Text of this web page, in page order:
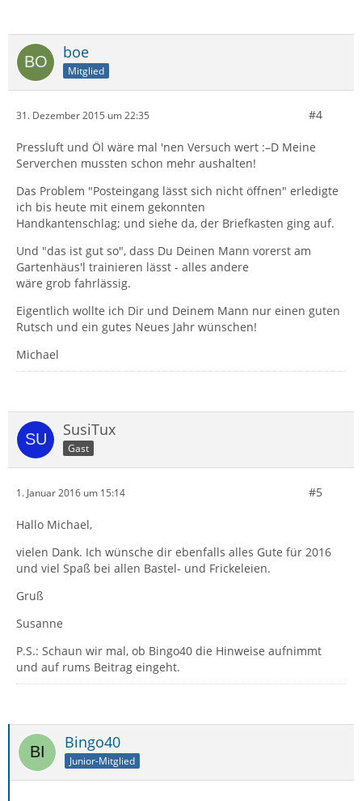
boe
Mitglied
31. Dezember 2015 um 22:35 #4
Pressluft und Öl wäre mal 'nen Versuch wert :–D Meine
Serverchen mussten schon mehr aushalten!
Das Problem "Posteingang lässt sich nicht öffnen" erledigte
ich bis heute mit einem gekonnten
Handkantenschlag; und siehe da, der Briefkasten ging auf.
Und "das ist gut so", dass Du Deinen Mann vorerst am
Gartenhäus'l trainieren lässt - alles andere
wäre grob fahrlässig.
Eigentlich wollte ich Dir und Deinem Mann nur einen guten
Rutsch und ein gutes Neues Jahr wünschen!
Michael
SusiTux
Gast
1. Januar 2016 um 15:14 #5
Hallo Michael,
vielen Dank. Ich wünsche dir ebenfalls alles Gute für 2016
und viel Spaß bei allen Bastel- und Frickeleien.
Gruß
Susanne
P.S.: Schaun wir mal, ob Bingo40 die Hinweise aufnimmt
und auf rums Beitrag eingeht.
Bingo40
Junior-Mitglied